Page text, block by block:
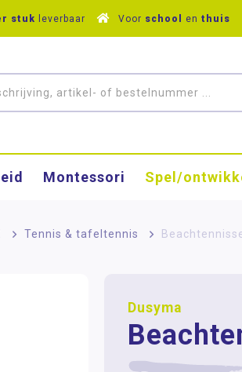
stuk leverbaar Voor school en thuis
Montessori Spel/
> Tennis & tafeltennis >
Dusyma